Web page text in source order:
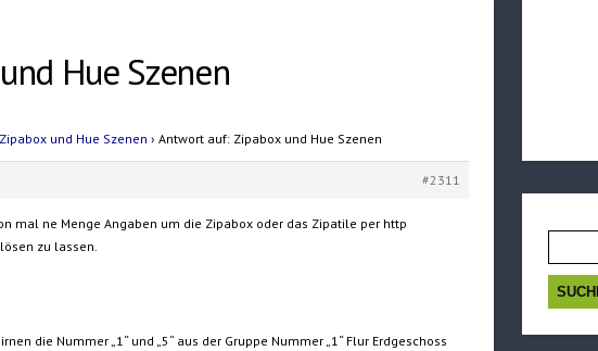
Hue Szenen
Zipabox und Hue Szenen › Antwort auf: Zipabox und Hue Szenen
#2311
mal ne Menge Angaben um die Zipabox oder das Zipatile per http
zu lassen.
die Nummer „1“ und „5“ aus der Gruppe Nummer „1“ Flur Erdgeschoss
nach: